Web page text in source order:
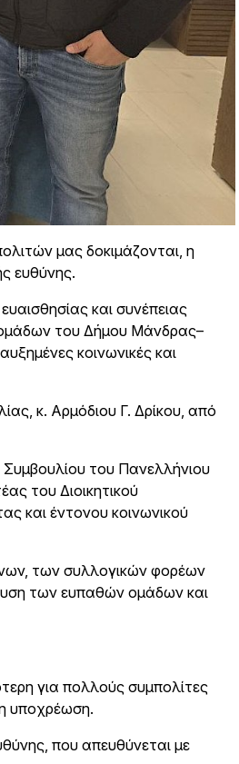
μας δοκιμάζονται, η
ευθύνης.
και συνέπειας
του Δήμου Μάνδρας–
κοινωνικές και
κ. Αρμόδιου Γ. Δρίκου, από
Συμβουλίου του Πανελλήνιου
του Διοικητικού
και έντονου κοινωνικού
των συλλογικών φορέων
των ευπαθών ομάδων και
για πολλούς συμπολίτες
υποχρέωση.
που απευθύνεται με